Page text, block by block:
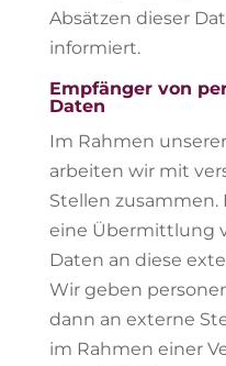
Absätzen dieser
informiert.
Empfänger von
Daten
Im Rahmen
arbeiten wir mit
Stellen zusammen.
eine Übermittlung
Daten an diese
Wir geben
dann an externe
im Rahmen einer